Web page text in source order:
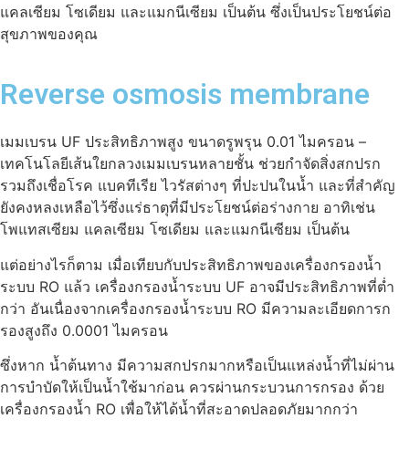
แคลเซียม โซเดียม และแมกนีเซียม เป็นต้น ซึ่งเป็นประโยชน์ต่อ
สุขภาพของคุณ
Reverse osmosis membrane
เมมเบรน UF ประสิทธิภาพสูง ขนาดรูพรุน 0.01 ไมครอน –
เทคโนโลยีเส้นใยกลวงเมมเบรนหลายชั้น ช่วยกำจัดสิ่งสกปรก
รวมถึงเชื่อโรค แบคทีเรีย ไวรัสต่างๆ ที่ปะปนในน้ำ และที่สำคัญ
ยังคงหลงเหลือไว้ซึ่งแร่ธาตุที่มีประโยชน์ต่อร่างกาย อาทิเช่น
โพแทสเซียม แคลเซียม โซเดียม และแมกนีเซียม เป็นต้น
แต่อย่างไรก็ตาม เมื่อเทียบกับประสิทธิภาพของเครื่องกรองน้ำ
ระบบ RO แล้ว เครื่องกรองน้ำระบบ UF อาจมีประสิทธิภาพที่ต่ำ
กว่า อันเนื่องจากเครื่องกรองน้ำระบบ RO มีความละเอียดการก
รองสูงถึง 0.0001 ไมครอน
ซึ่งหาก น้ำต้นทาง มีความสกปรกมากหรือเป็นแหล่งน้ำที่ไม่ผ่าน
การบำบัดให้เป็นน้ำใช้มาก่อน ควรผ่านกระบวนการกรอง ด้วย
เครื่องกรองน้ำ RO เพื่อให้ได้น้ำที่สะอาดปลอดภัยมากกว่า